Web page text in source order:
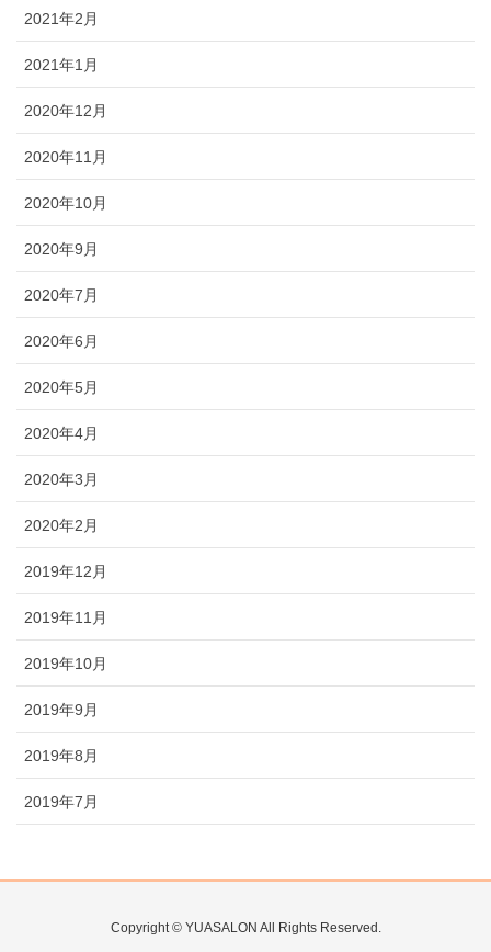
2021年2月
2021年1月
2020年12月
2020年11月
2020年10月
2020年9月
2020年7月
2020年6月
2020年5月
2020年4月
2020年3月
2020年2月
2019年12月
2019年11月
2019年10月
2019年9月
2019年8月
2019年7月
Copyright © YUASALON All Rights Reserved.